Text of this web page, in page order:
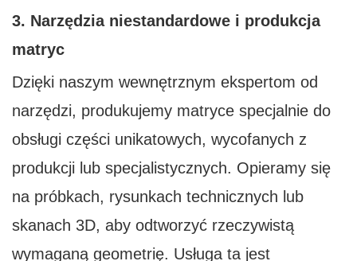
3. Narzędzia niestandardowe i produkcja
matryc
Dzięki naszym wewnętrznym ekspertom od
narzędzi, produkujemy matryce specjalnie do
obsługi części unikatowych, wycofanych z
produkcji lub specjalistycznych. Opieramy się
na próbkach, rysunkach technicznych lub
skanach 3D, aby odtworzyć rzeczywistą
wymaganą geometrię. Usługa ta jest